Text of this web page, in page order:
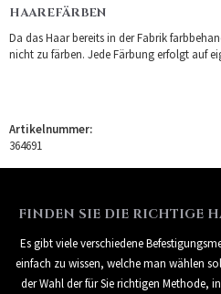
HAAREFÄRBEN
Da das Haar bereits in der Fabrik
nicht zu färben. Jede Färbung erfolgt auf
Artikelnummer:
364691
FINDEN SIE DIE RICHTIGE
Es gibt viele verschiedene
einfach zu wissen, welche man wählen
der Wahl der für Sie richtigen Methode,